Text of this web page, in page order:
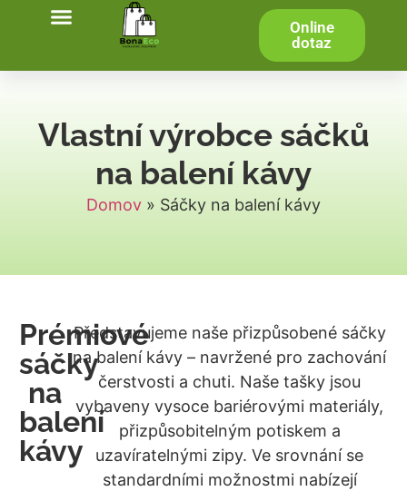
Online
dotaz
Vlastní výrobce sáčků
na balení kávy
Domov » Sáčky na balení kávy
Prémiové
sáčky
na
balení
kávy
Představujeme naše přizpůsobené sáčky
na balení kávy – navržené pro zachování
čerstvosti a chuti. Naše tašky jsou
vybaveny vysoce bariérovými materiály,
přizpůsobitelným potiskem a
uzavíratelnými zipy. Ve srovnání se
standardními možnostmi nabízejí